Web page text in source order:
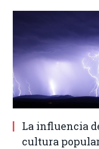
La influencia
cultura